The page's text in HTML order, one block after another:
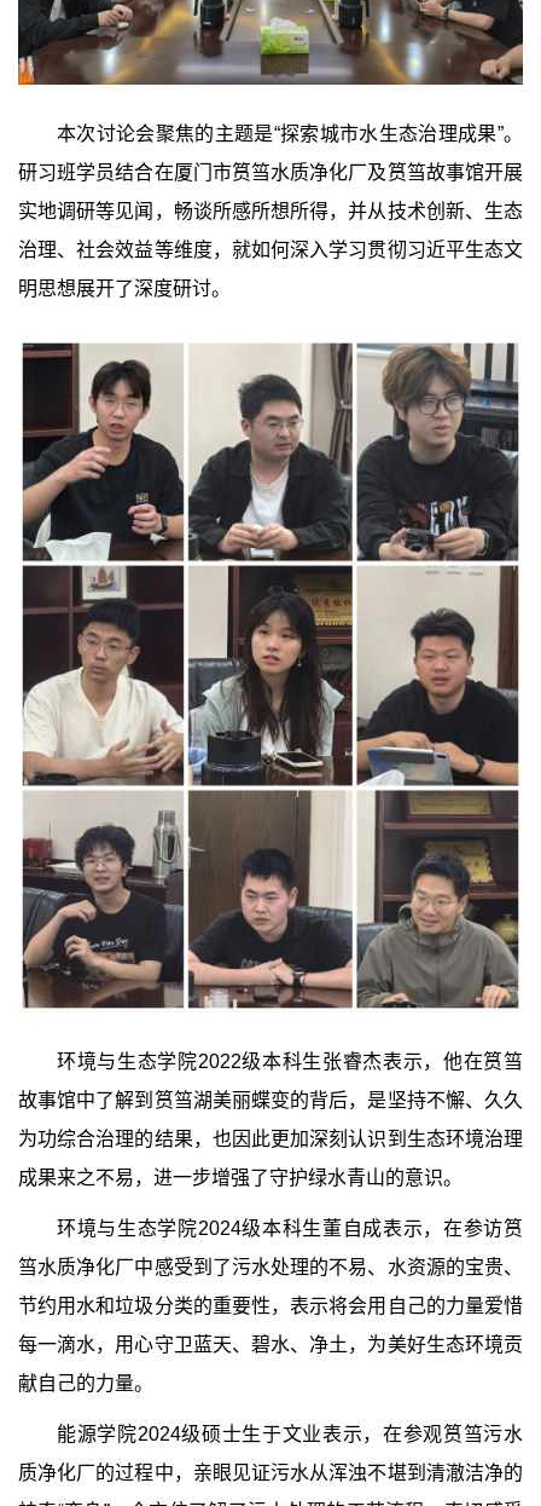
本次讨论会聚焦的主题是“探索城市水生态治理成果”。
研习班学员结合在厦门市筼筜水质净化厂及筼筜故事馆开展
实地调研等见闻，畅谈所感所想所得，并从技术创新、生态
治理、社会效益等维度，就如何深入学习贯彻习近平生态文
明思想展开了深度研讨。
环境与生态学院2022级本科生张睿杰表示，他在筼筜
故事馆中了解到筼筜湖美丽蝶变的背后，是坚持不懈、久久
为功综合治理的结果，也因此更加深刻认识到生态环境治理
成果来之不易，进一步增强了守护绿水青山的意识。
环境与生态学院2024级本科生董自成表示，在参访筼
筜水质净化厂中感受到了污水处理的不易、水资源的宝贵、
节约用水和垃圾分类的重要性，表示将会用自己的力量爱惜
每一滴水，用心守卫蓝天、碧水、净土，为美好生态环境贡
献自己的力量。
能源学院2024级硕士生于文业表示，在参观筼筜污水
质净化厂的过程中，亲眼见证污水从浑浊不堪到清澈洁净的